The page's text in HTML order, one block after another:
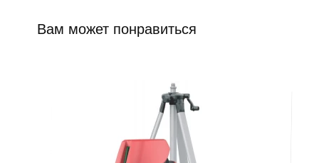
Вам может понравиться